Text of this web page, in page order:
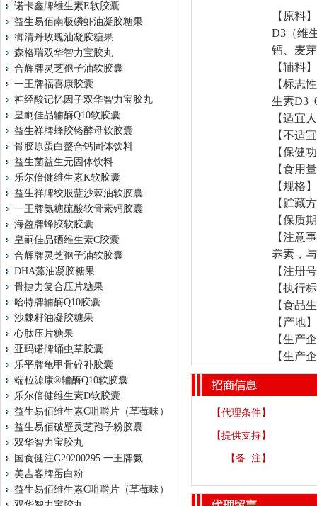
诺卡鑫牌维生素E软胶囊
益生易佰南极磷虾油凝胶糖果
御清丹玫瑰油凝胶糖果
森格瑞双华智力宝胶丸
合辉牌灵芝孢子油软胶囊
一王牌福喜康胶囊
神经酸记忆因子双华智力宝胶丸
皇嗣佳品辅酶Q10软胶囊
益生祥牌蜂胶铬酵母软胶囊
骨胶原蛋白螯合钙固体饮料
益生菌益生元固体饮料
乐尔倍健维生素K软胶囊
益生祥牌绞股蓝沙棘油软胶囊
一王牌氨糖硫酸软骨素钙胶囊
海盈牌蜂胶软胶囊
皇嗣佳品硒维生素C胶囊
合辉牌灵芝孢子油软胶囊
DHA藻油凝胶糖果
骨捷力复合压片糖果
哈特牌辅酶Q10胶囊
沙棘籽油凝胶糖果
心肽压片糖果
亚玛诺牌蛹虫草胶囊
乐平牌龟甲骨碎补胶囊
端粒源康®辅酶Q10软胶囊
乐尔倍健维生素D软胶囊
益生易佰维生素C咀嚼片（草莓味）
益生易佰破壁灵芝孢子粉胶囊
双华智力宝胶丸
国食健注G20200295 一王牌氨
美吉客牌蛋白粉
益生易佰维生素C咀嚼片（草莓味）
【原料
D3（维
钙、麦
【辅料
【标志
生素D3
【适宜
【不适
【保健
【食用
【规格
【贮藏
【保质
【注意
养素，
【注册
【执行
【食品
【产地
【生产
【生产
【代理条件】
【提供支持】
【备 注】